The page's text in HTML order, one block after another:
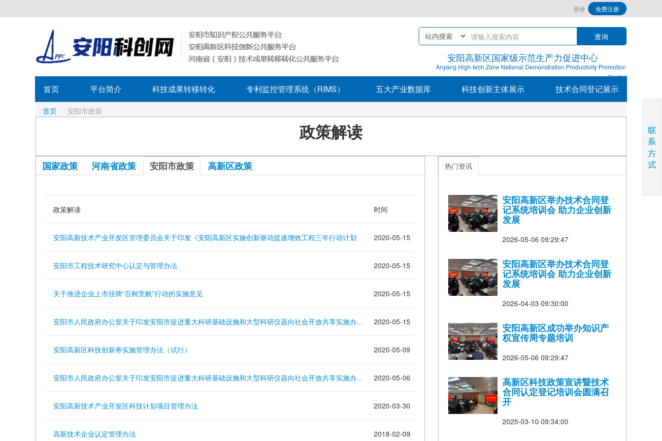
登录 免费注册
安阳高新区国家级示范生产力促进中心
Anyang High-tech Zone National Demonstration Productivity Promotion
Center
首页 平台简介 科技成果转移转化 专利监控管理系统（RIMS） 五大产业数据库 科技创新主体展示 技术合同登记展示
首页 / 安阳市政策
政策解读
国家政策 河南省政策 安阳市政策 高新区政策
政策解读 时间
安阳高新技术产业开发区管理委员会关于印发《安阳高新区实施创新驱动提速增效工程三年行动计划 2020-05-15
安阳市工程技术研究中心认定与管理办法 2020-05-15
关于推进企业上市挂牌“百舸竞帆”行动的实施意见 2020-05-15
安阳市人民政府办公室关于印发安阳市促进重大科研基础设施和大型科研仪器向社会开放共享实施办... 2020-05-15
安阳高新区科技创新券实施管理办法（试行） 2020-05-09
安阳市人民政府办公室关于印发安阳市促进重大科研基础设施和大型科研仪器向社会开放共享实施办... 2020-05-06
安阳高新技术产业开发区科技计划项目管理办法 2020-03-30
高新技术企业认定管理办法 2018-02-09
热门资讯
安阳高新区举办技术合同登
记系统培训会 助力企业创新
发展
2026-05-06 09:29:47
安阳高新区举办技术合同登
记系统培训会 助力企业创新
发展
2026-04-03 09:30:00
安阳高新区成功举办知识产
权宣传周专题培训
2026-05-06 09:29:47
高新区科技政策宣讲暨技术
合同认定登记培训会圆满召
开
2025-03-10 09:34:00